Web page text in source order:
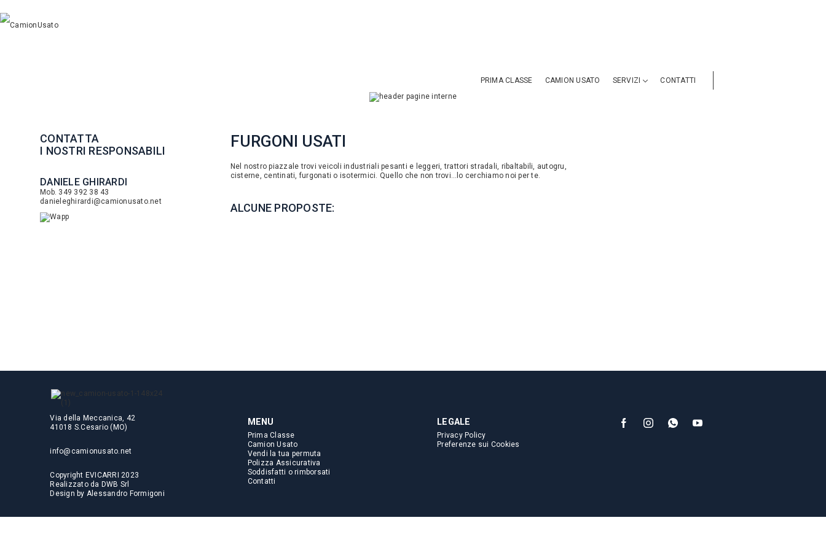
PRIMA CLASSE CAMION USATO SERVIZI CONTATTI
CONTATTA
I NOSTRI RESPONSABILI
DANIELE GHIRARDI
Mob. 349 392 38 43
danieleghirardi@camionusato.net
FURGONI USATI
Nel nostro piazzale trovi veicoli industriali pesanti e leggeri, trattori stradali, ribaltabili, autogru,
cisterne, centinati, furgonati o isotermici. Quello che non trovi…lo cerchiamo noi per te.
ALCUNE PROPOSTE:
Via della Meccanica, 42
41018 S.Cesario (MO)
info@camionusato.net
Copyright EVICARRI 2023
Realizzato da DWB Srl
Design by Alessandro Formigoni
MENU
Prima Classe
Camion Usato
Vendi la tua permuta
Polizza Assicurativa
Soddisfatti o rimborsati
Contatti
LEGALE
Privacy Policy
Preferenze sui Cookies